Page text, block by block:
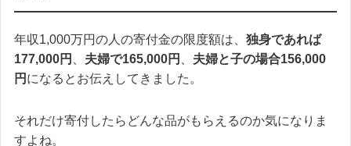
年収1,000万円の人の寄付金の限度額は、 独身であれば
177,000円
夫婦で165,000円
夫婦と子の場合156,000
円 になるとお伝えしてきました。
それだけ寄付したらどんな品がもらえるのか気になりま
すよね。